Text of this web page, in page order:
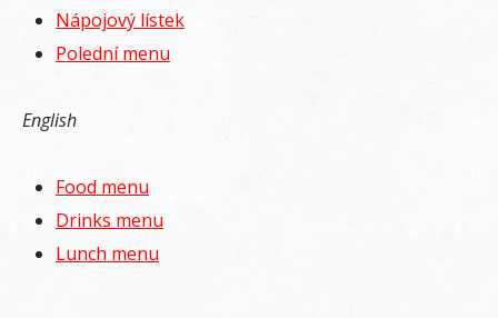
Nápojový lístek
Polední menu
English
Food menu
Drinks menu
Lunch menu